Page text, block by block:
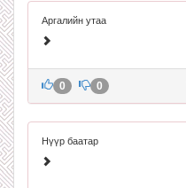
Аргалийн утаа
0 0
Нүүр баатар